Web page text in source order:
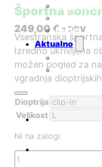
Nega
Darilni boni
Outlet
Aktualno
Novice
Pogosta
Športna
249,00 € z DDV
Vsestranska
Izredno ukrivljena
možen pogled za
vgradnja
Dioptrija
Velikost
Ni na zalogi
Športna